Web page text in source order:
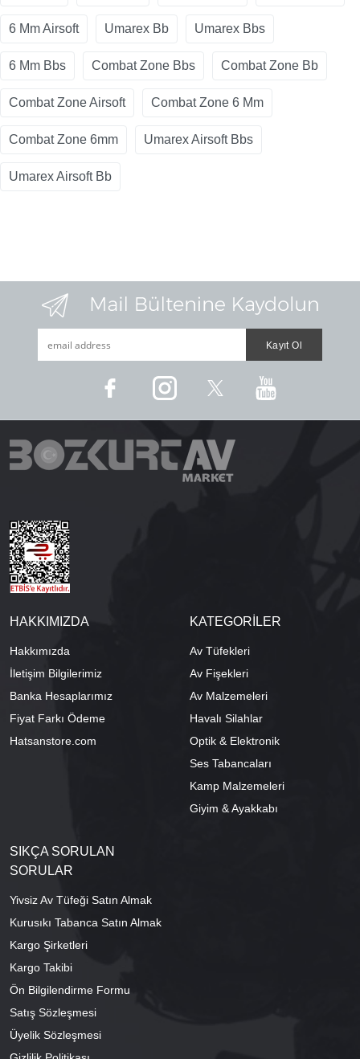
6 Mm Airsoft Umarex Bb Umarex Bbs
6 Mm Bbs Combat Zone Bbs Combat Zone Bb
Combat Zone Airsoft Combat Zone 6 Mm
Combat Zone 6mm Umarex Airsoft Bbs
Umarex Airsoft Bb
HAKKIMIZDA
Hakkımızda
İletişim Bilgilerimiz
Banka Hesaplarımız
Fiyat Farkı Ödeme
Hatsanstore.com
KATEGORİLER
Av Tüfekleri
Av Fişekleri
Av Malzemeleri
Havalı Silahlar
Optik & Elektronik
Ses Tabancaları
Kamp Malzemeleri
Giyim & Ayakkabı
SIKÇA SORULAN
SORULAR
Yivsiz Av Tüfeği Satın Almak
Kurusıkı Tabanca Satın Almak
Kargo Şirketleri
Kargo Takibi
Ön Bilgilendirme Formu
Satış Sözleşmesi
Üyelik Sözleşmesi